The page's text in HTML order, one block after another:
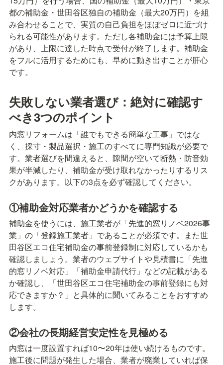
都の補助金・世田谷区独自の補助金（最大20万円）を組
み合わせることで、実質の自己負担をほぼゼロに近づけ
られる可能性があります。ただし各補助金には予算上限
があり、上限に達した時点で受付が終了します。補助金
をフルに活用するためにも、早めに動き出すことが肝心
です。
失敗しない業者選び：絶対に確認す
べき3つのポイント
内窓リフォームは「誰でもできる簡単な工事」ではな
く、採寸・製品選択・施工のすべてに専門知識が必要で
す。業者選びを間違えると、隙間が空いて断熱・防音効
果が半減したり、補助金が受け取れなかったりするリス
クがあります。以下の3点を必ず確認してください。
①補助金対応業者かどうかを確認する
補助金を使うには、施工業者が「先進的窓リノベ2026事
業」の「登録施工業者」であることが必須です。また世
田谷区エコ住宅補助金の事前登録制に対応しているかも
確認しましょう。業者のウェブサイトや見積書に「先進
的窓リノベ対応」「補助金申請代行」などの記載がある
か確認し、「世田谷区エコ住宅補助金の事前登録にも対
応できますか？」と具体的に聞いてみることをおすすめ
します。
②会社の長期経営安定性を見極める
内窓は一度設置すれば10〜20年は使い続けるものです。
施工後に問題が発生した場合、業者が廃業していれば保